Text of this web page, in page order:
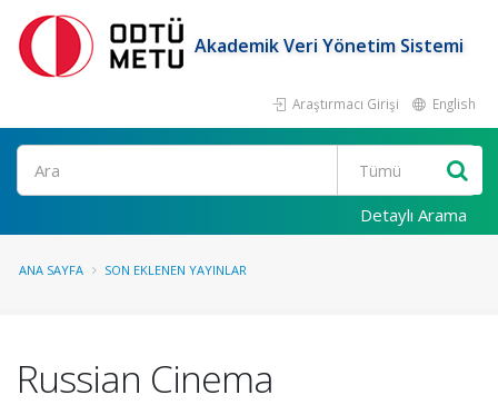
Akademik Veri Yönetim Sistemi
Araştırmacı Girişi English
Ara
Detaylı Arama
ANA SAYFA SON EKLENEN YAYINLAR
Russian Cinema